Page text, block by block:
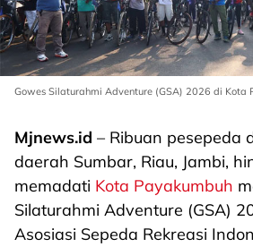
Gowes Silaturahmi Adventure (GSA) 2026 di Kota
Mjnews.id – Ribuan pesepeda
daerah Sumbar, Riau, Jambi,
memadati Kota Payakumbuh
Silaturahmi Adventure (GSA)
Asosiasi Sepeda Rekreasi